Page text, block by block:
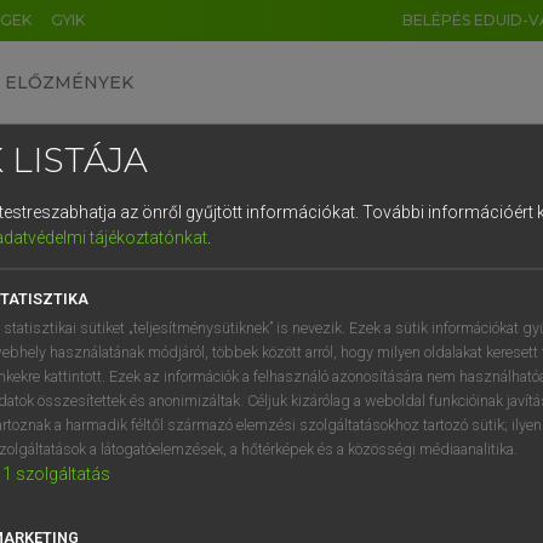
GYIK BELÉPÉS EDUID-
ELŐZMÉNYEK
szótár
VAN ELŐFIZETÉSED?
megtekintéséhez.
LISTÁJA
az önről gyűjtött információkat. További információért
tájékoztatónkat.
statisztikai sütiket „teljesítménysütiknek” is nevezik. Ezek a sütik információkat
használatának módjáról, többek között arról, hogy milyen oldalakat keresett
kattintott. Ezek az információk a felhasználó azonosítására nem
összesítettek és anonimizáltak. Céljuk kizárólag a weboldal funkcióinak
a harmadik féltől származó elemzési szolgáltatásokhoz tartozó sütik;
a látogatóelemzések, a hőtérképek és a közösségi médiaanalitika.
1 szolgáltatás
DE CN FR ES IT NL
1 2 3 4 5 6 7 8 9
q w e r t z u i
a s d f g h j k l é
í y x c v b n m , .